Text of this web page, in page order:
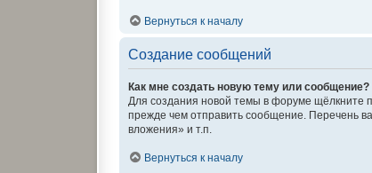
Вернуться к началу
Создание сообщений
Как мне создать новую тему или сообщение?
Для создания новой темы в форуме щёлкните
прежде чем отправить сообщение. Перечень
вложения» и т.п.
Вернуться к началу